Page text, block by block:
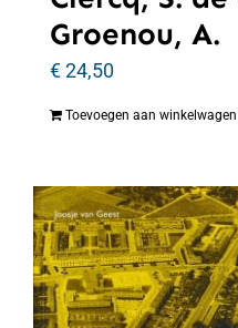
Groenou, A.
€24,50
Toevoegen aan winkelwagen